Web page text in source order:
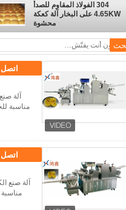
آلة تشكيل كعك البخار
304 الفولاذ المقاوم للصدأ
4.65KW على البخار آلة كعكة
محشوة
اتصل
مناسبة
اتصل